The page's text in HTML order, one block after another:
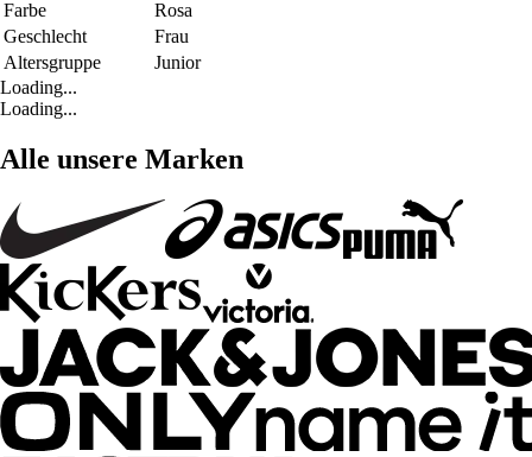
Farbe
Rosa
Geschlecht
Frau
Altersgruppe
Junior
Loading...
Loading...
Alle unsere Marken